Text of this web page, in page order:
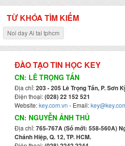
TỪ KHÓA TÌM KIẾM
Noi day Ai tai tphcm
ĐÀO TẠO TIN HỌC KEY
CN: LÊ TRỌNG TẤN
Địa chỉ:203 - 205 Lê Trọng Tấn, P. Sơn
Điện thoại:(028) 22 152 521
Website:key.com.vn - Email:
CN: NGUYỄN ẢNH THỦ
Địa chỉ:765-767A (Số mới: 558-560A)
Chánh Hiệp, Q. 12, TP. HCM.